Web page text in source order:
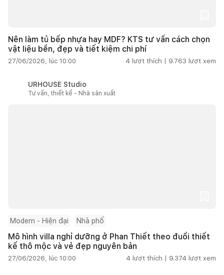
Nên làm tủ bếp nhựa hay MDF? KTS tư vấn cách chọn
vật liệu bền, đẹp và tiết kiệm chi phí
27/06/2026, lúc 10:00 4 lượt thích | 9.763 lượt xem
URHOUSE Studio
Tư vấn, thiết kế - Nhà sản xuất
Modern - Hiện đại Nhà phố
Mô hình villa nghỉ dưỡng ở Phan Thiết theo đuổi thiết
kế thô mộc và vẻ đẹp nguyên bản
27/06/2026, lúc 10:00 4 lượt thích | 9.374 lượt xem